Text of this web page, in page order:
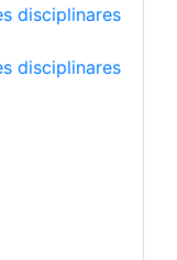
disciplinares
disciplinares